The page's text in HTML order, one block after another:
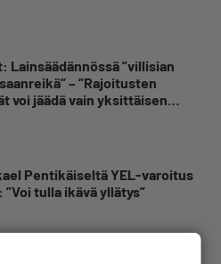
Lainsäädännössä ”villisian
– ”Rajoitusten
voi jäädä vain yksittäisen
Pentikäiseltä YEL-varoitus
tulla ikävä yllätys”